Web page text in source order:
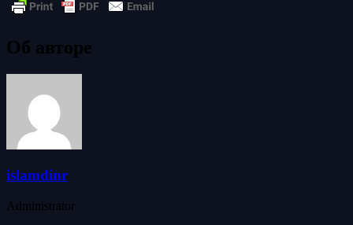
Об авторе
islamdinr
Administrator